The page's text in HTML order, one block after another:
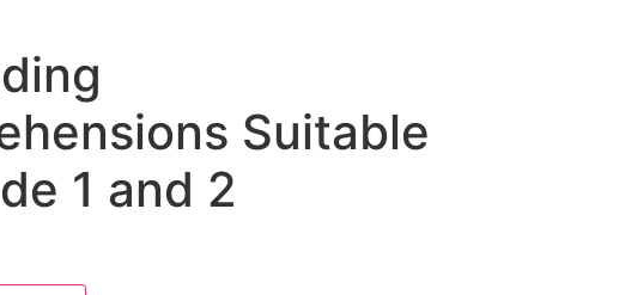
Suitable
1 and 2